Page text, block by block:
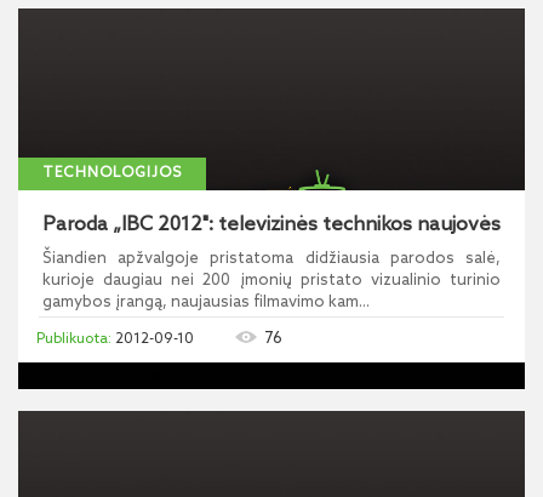
TECHNOLOGIJOS
Paroda „IBC 2012": televizinės technikos naujovės
Šiandien apžvalgoje pristatoma didžiausia parodos salė,
kurioje daugiau nei 200 įmonių pristato vizualinio turinio
gamybos įrangą, naujausias filmavimo kam...
2012-09-10 76